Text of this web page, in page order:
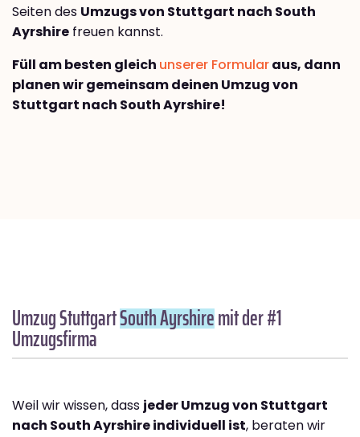
Seiten des Umzugs von Stuttgart nach South
Ayrshire freuen kannst.
Füll am besten gleich unserer Formularaus, dann
planen wir gemeinsam deinen Umzug von
Stuttgart nach South Ayrshire!
Umzug StuttgartSouth Ayrshiremit der #1
Umzugsfirma
Weil wir wissen, dass jeder Umzug von Stuttgart
nach South Ayrshire individuell ist, beraten wir